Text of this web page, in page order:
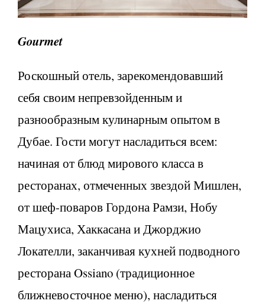
Gourmet
Роскошный отель, зарекомендовавший
себя своим непревзойденным и
разнообразным кулинарным опытом в
Дубае. Гости могут насладиться всем:
начиная от блюд мирового класса в
ресторанах, отмеченных звездой Мишлен,
от шеф-поваров Гордона Рамзи, Нобу
Мацухиса, Хаккасана и Джорджио
Локателли, заканчивая кухней подводного
ресторана Ossiano (традиционное
ближневосточное меню), насладиться